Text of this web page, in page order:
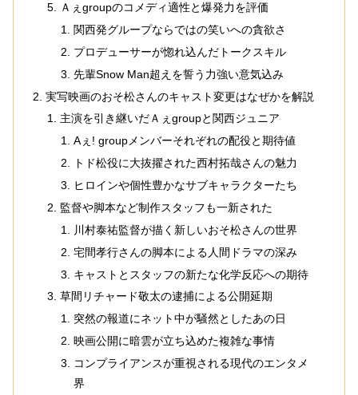
Ａぇgroupのコメディ適性と爆発力を評価
関西発グループならではの笑いへの貪欲さ
プロデューサーが惚れ込んだトークスキル
先輩Snow Man超えを誓う力強い意気込み
実写映画のおそ松さんのキャスト変更はなぜかを解説
主演を引き継いだＡぇgroupと関西ジュニア
Aぇ! groupメンバーそれぞれの配役と期待値
トド松役に大抜擢された西村拓哉さんの魅力
ヒロインや個性豊かなサブキャラクターたち
監督や脚本など制作スタッフも一新された
川村泰祐監督が描く新しいおそ松さんの世界
宅間孝行さんの脚本による人間ドラマの深み
キャストとスタッフの新たな化学反応への期待
草間リチャード敬太の逮捕による公開延期
突然の報道にネット中が騒然としたあの日
映画公開に暗雲が立ち込めた複雑な事情
コンプライアンスが重視される現代のエンタメ
界